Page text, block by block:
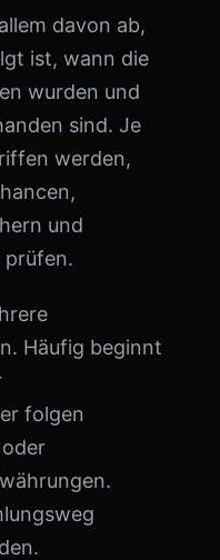
davon ab,
ist, wann die
wurden und
sind. Je
werden,
und
prüfen.
Häufig beginnt
folgen